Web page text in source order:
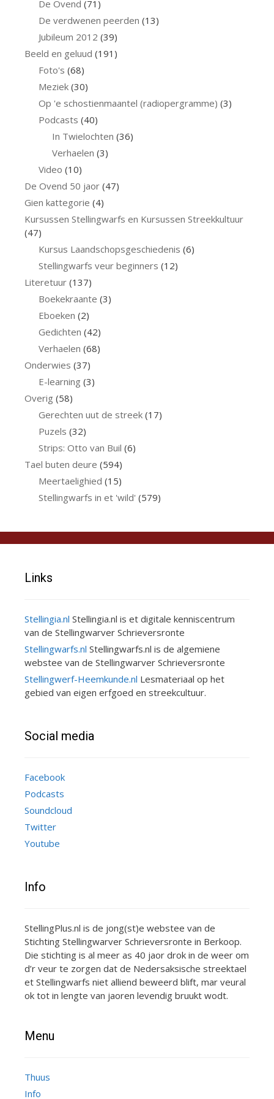
De Ovend (71)
De verdwenen peerden (13)
Jubileum 2012 (39)
Beeld en geluud (191)
Foto's (68)
Meziek(30)
Op 'e schostienmaantel (radiopergramme) (3)
Podcasts (40)
In Twielochten (36)
Verhaelen (3)
Video (10)
De Ovend 50 jaor (47)
Gien kattegorie (4)
Kursussen Stellingwarfs en Kursussen Streekkultuur
(47)
Kursus Laandschopsgeschiedenis (6)
Stellingwarfs veur beginners (12)
Literetuur (137)
Boekekraante (3)
Eboeken (2)
Gedichten (42)
Verhaelen (68)
Onderwies (37)
E-learning (3)
Overig (58)
Gerechten uut de streek(17)
Puzels (32)
Strips: Otto van Buil (6)
Tael buten deure (594)
Meertaelighied (15)
Stellingwarfs in et 'wild' (579)
Links
Stellingia.nl Stellingia.nl is et digitale kenniscentrum
van de Stellingwarver Schrieversronte
Stellingwarfs.nl Stellingwarfs.nl is de algemiene
webstee van de Stellingwarver Schrieversronte
Stellingwerf-Heemkunde.nl Lesmateriaal op het
gebied van eigen erfgoed en streekcultuur.
Social media
Facebook
Podcasts
Soundcloud
Twitter
Youtube
Info
StellingPlus.nl is de jong(st)e webstee van de
Stichting Stellingwarver Schrieversronte in Berkoop.
Die stichting is al meer as 40 jaor drok in de weer om
d’r veur te zorgen dat de Nedersaksische streektael
et Stellingwarfs niet alliend beweerd blift, mar veural
ok tot in lengte van jaoren levendig bruukt wodt.
Menu
Thuus
Info